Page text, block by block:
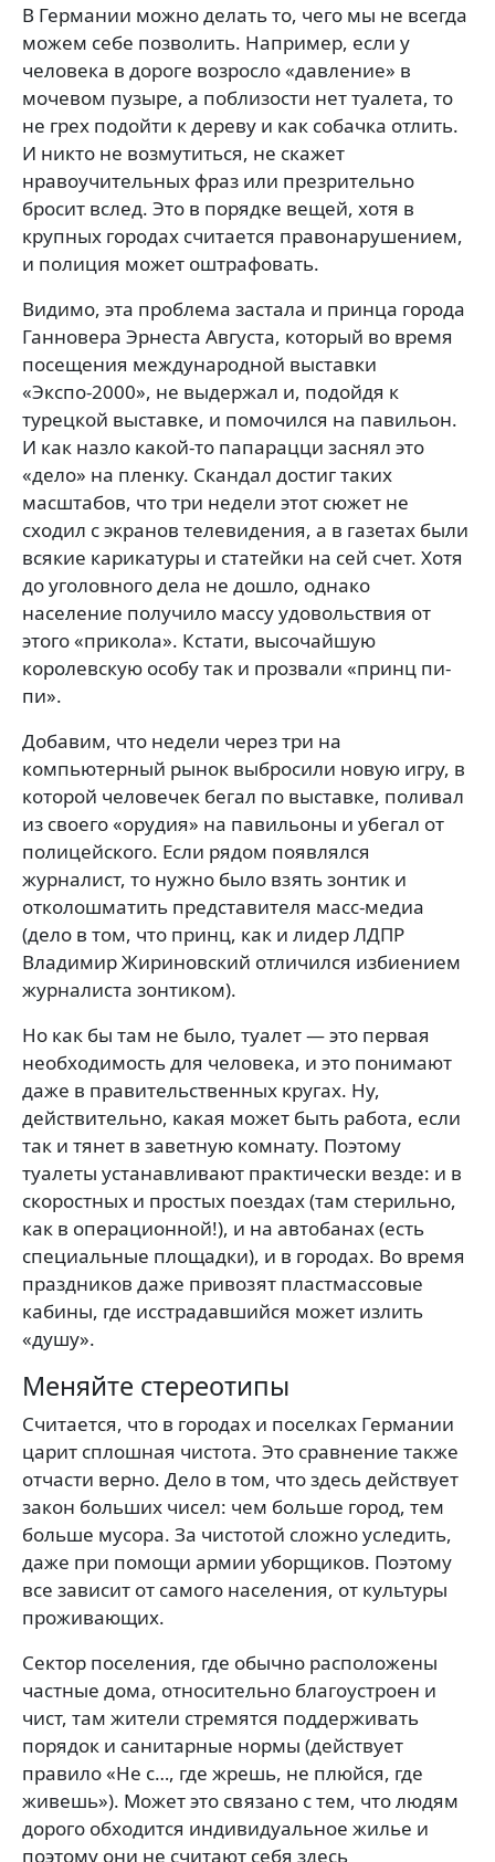
В Германии можно делать то, чего мы не всегда
можем себе позволить. Например, если у
человека в дороге возросло «давление» в
мочевом пузыре, а поблизости нет туалета, то
не грех подойти к дереву и как собачка отлить.
И никто не возмутиться, не скажет
нравоучительных фраз или презрительно
бросит вслед. Это в порядке вещей, хотя в
крупных городах считается правонарушением,
и полиция может оштрафовать.
Видимо, эта проблема застала и принца города
Ганновера Эрнеста Августа, который во время
посещения международной выставки
«Экспо-2000», не выдержал и, подойдя к
турецкой выставке, и помочился на павильон.
И как назло какой-то папарацци заснял это
«дело» на пленку. Скандал достиг таких
масштабов, что три недели этот сюжет не
сходил с экранов телевидения, а в газетах были
всякие карикатуры и статейки на сей счет. Хотя
до уголовного дела не дошло, однако
население получило массу удовольствия от
этого «прикола». Кстати, высочайшую
королевскую особу так и прозвали «принц пи-
пи».
Добавим, что недели через три на
компьютерный рынок выбросили новую игру, в
которой человечек бегал по выставке, поливал
из своего «орудия» на павильоны и убегал от
полицейского. Если рядом появлялся
журналист, то нужно было взять зонтик и
отколошматить представителя масс-медиа
(дело в том, что принц, как и лидер ЛДПР
Владимир Жириновский отличился избиением
журналиста зонтиком).
Но как бы там не было, туалет — это первая
необходимость для человека, и это понимают
даже в правительственных кругах. Ну,
действительно, какая может быть работа, если
так и тянет в заветную комнату. Поэтому
туалеты устанавливают практически везде: и в
скоростных и простых поездах (там стерильно,
как в операционной!), и на автобанах (есть
специальные площадки), и в городах. Во время
праздников даже привозят пластмассовые
кабины, где исстрадавшийся может излить
«душу».
Меняйте стереотипы
Считается, что в городах и поселках Германии
царит сплошная чистота. Это сравнение также
отчасти верно. Дело в том, что здесь действует
закон больших чисел: чем больше город, тем
больше мусора. За чистотой сложно уследить,
даже при помощи армии уборщиков. Поэтому
все зависит от самого населения, от культуры
проживающих.
Сектор поселения, где обычно расположены
частные дома, относительно благоустроен и
чист, там жители стремятся поддерживать
порядок и санитарные нормы (действует
правило «Не с…, где жрешь, не плюйся, где
живешь»). Может это связано с тем, что людям
дорого обходится индивидуальное жилье и
поэтому они не считают себя здесь